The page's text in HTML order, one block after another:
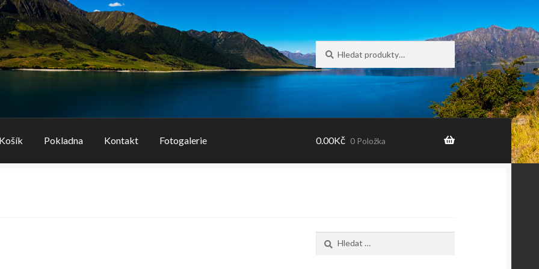
Hledat:
Hledat
Košík Pokladna Kontakt Fotogalerie 0.00Kč 0 Položka